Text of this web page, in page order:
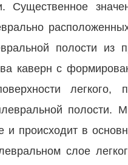
Су­щественное
полости из
каверн с
легкого,
полости.
и про­исходит в
слое